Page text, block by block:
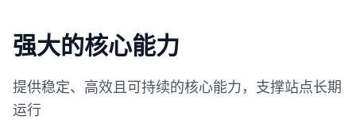
强大的核心能力
提供稳定、高效且可持续的核心能力，支撑站点长期
运行